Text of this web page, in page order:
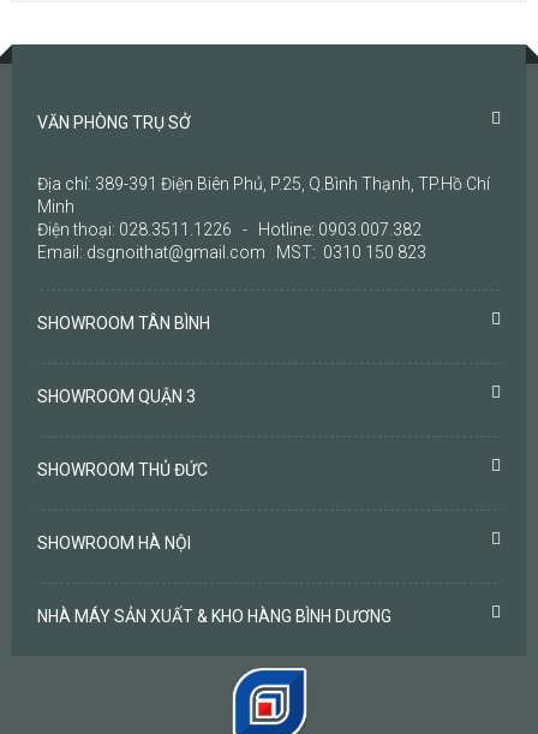
VĂN PHÒNG TRỤ SỞ
Địa chỉ: 389-391 Điện Biên Phủ, P.25, Q.Bình Thạnh, TP.Hồ Chí
Minh
Điện thoại: 028.3511.1226 - Hotline: 0903.007.382
Email: dsgnoithat@gmail.com MST: 0310 150 823
SHOWROOM TÂN BÌNH
SHOWROOM QUẬN 3
SHOWROOM THỦ ĐỨC
SHOWROOM HÀ NỘI
NHÀ MÁY SẢN XUẤT & KHO HÀNG BÌNH DƯƠNG